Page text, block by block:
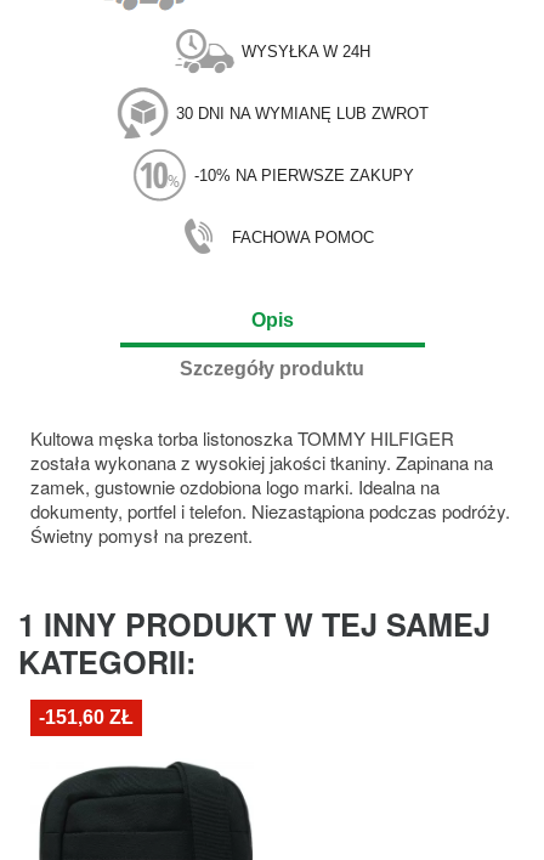
WYSYŁKA W 24H
30 DNI NA WYMIANĘ LUB ZWROT
-10% NA PIERWSZE ZAKUPY
FACHOWA POMOC
Opis
Szczegóły produktu
Kultowa męska torba listonoszka TOMMY HILFIGER
została wykonana z wysokiej jakości tkaniny. Zapinana na
zamek, gustownie ozdobiona logo marki. Idealna na
dokumenty, portfel i telefon. Niezastąpiona podczas podróży.
Świetny pomysł na prezent.
1 INNY PRODUKT W TEJ SAMEJ
KATEGORII:
-151,60 ZŁ